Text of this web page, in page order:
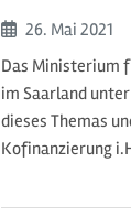
Beginn:
26. Mai 2021
Das Ministerium
im Saarland
dieses Themas
Kofinanzierung